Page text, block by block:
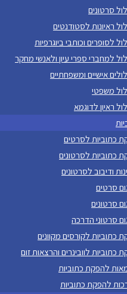
סרטונים
ראיונות לסטודנטים
לסופרים וכותבי ביוגרפיות
למחברי ספרי עיון ולאנשי מחקר
אישיים ומשפחתיים
משפטי
ראיון לדוגמא
כתוביות לסרטים
כתוביות לסרטונים
ודיבוב לסרטונים
סרטים
סרטונים
סרטוני הדרכה
כתוביות לקורסים מקוונים
כתוביות לוובינרים והרצאות זום
להפקת כתוביות
להפקת כתוביות